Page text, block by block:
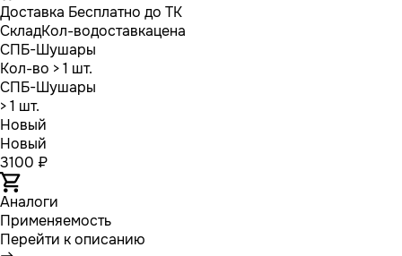
Доставка Бесплатно до ТК
СкладКол-водоставкацена
СПБ-Шушары
Кол-во > 1 шт.
СПБ-Шушары
> 1 шт.
Новый
Новый
3100 ₽
Аналоги
Применяемость
Перейти к описанию